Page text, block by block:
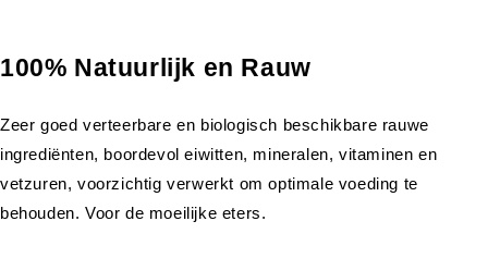
100% Natuurlijk en Rauw
Zeer goed verteerbare en biologisch beschikbare rauwe
ingrediënten, boordevol eiwitten, mineralen, vitaminen en
vetzuren, voorzichtig verwerkt om optimale voeding te
behouden. Voor de moeilijke eters.